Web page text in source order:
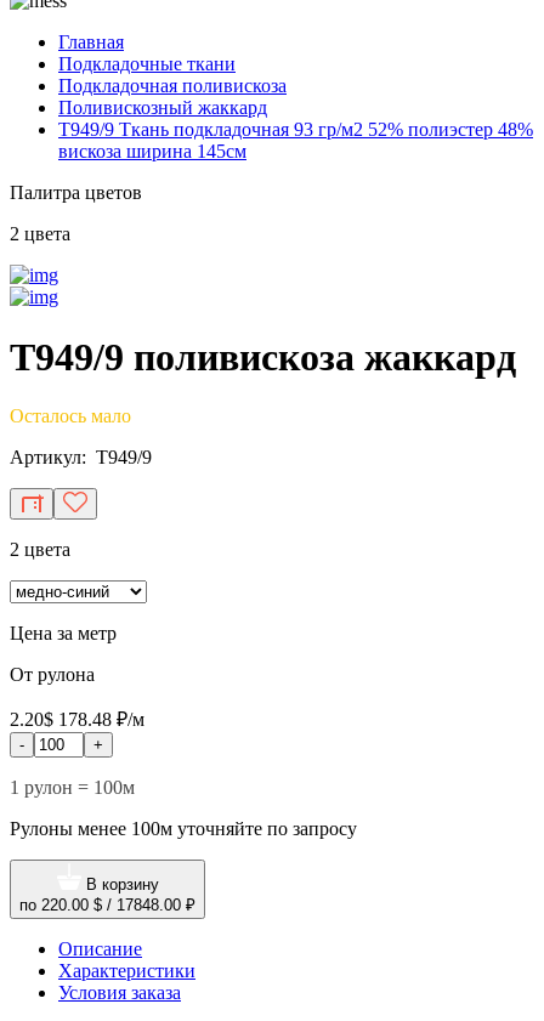
Главная
Подкладочные ткани
Подкладочная поливискоза
Поливискозный жаккард
T949/9 Ткань подкладочная 93 гр/м2 52% полиэстер 48%
вискоза ширина 145см
Палитра цветов
2 цвета
T949/9 поливискоза жаккард
Осталось мало
Артикул: T949/9
2 цвета
Цена за метр
От рулона
2.20$ 178.48 ₽/м
- +
1 рулон = 100м
Рулоны менее 100м уточняйте по запросу
В корзину
по 220.00 $ / 17848.00 ₽
Описание
Характеристики
Условия заказа